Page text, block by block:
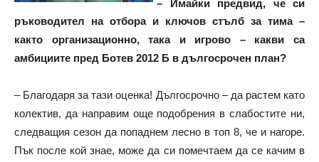
– Имайки предвид, че си
ръководител на отбора и ключов стълб за тима –
както организационно, така и игрово – какви са
амбициите пред Ботев 2012 Б в дългосрочен план?
– Благодаря за тази оценка! Дългосрочно – да растем като
колектив, да направим още подобрения в слабостите ни,
следващия сезон да попаднем лесно в топ 8, че и нагоре.
Пък после кой знае, може да си помечтаем да се качим в